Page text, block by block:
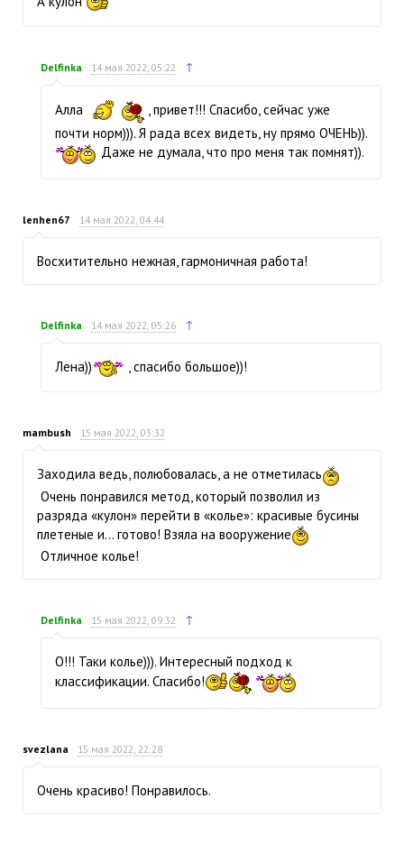
Delfinka 14 мая 2022, 05:22 ↑
Алла
, привет!!! Спасибо, сейчас уже
почти норм))). Я рада всех видеть, ну прямо ОЧЕНЬ)).
Даже не думала, что про меня так помнят)).
lenhen67 14 мая 2022, 04:44
Восхитительно нежная, гармоничная работа!
Delfinka 14 мая 2022, 05:26 ↑
Лена)) , спасибо большое))!
mambush 15 мая 2022, 03:32
Заходила ведь, полюбовалась, а не отметилась
Очень понравился метод, который позволил из
разряда «кулон» перейти в «колье»: красивые бусины
плетеные и… готово! Взяла на вооружение
Отличное колье!
Delfinka 15 мая 2022, 09:32 ↑
О!!! Таки колье))). Интересный подход к
классификации. Спасибо!
svezlana 15 мая 2022, 22:28
Очень красиво! Понравилось.